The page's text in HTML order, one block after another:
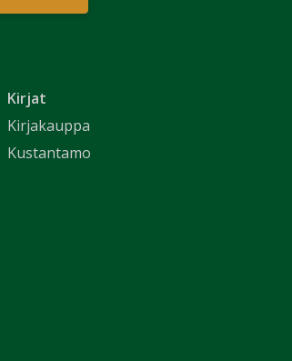
Kirjat
Kirjakauppa
Kustantamo